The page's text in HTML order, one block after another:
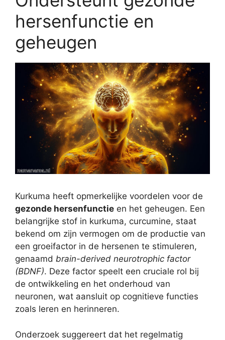
hersenfunctie en
geheugen
Kurkuma heeft opmerkelijke voordelen voor de
gezonde hersenfunctie en het geheugen. Een
belangrijke stof in kurkuma, curcumine, staat
bekend om zijn vermogen om de productie van
een groeifactor in de hersenen te stimuleren,
genaamd brain-derived neurotrophic factor
(BDNF). Deze factor speelt een cruciale rol bij
de ontwikkeling en het onderhoud van
neuronen, wat aansluit op cognitieve functies
zoals leren en herinneren.
Onderzoek suggereert dat het regelmatig